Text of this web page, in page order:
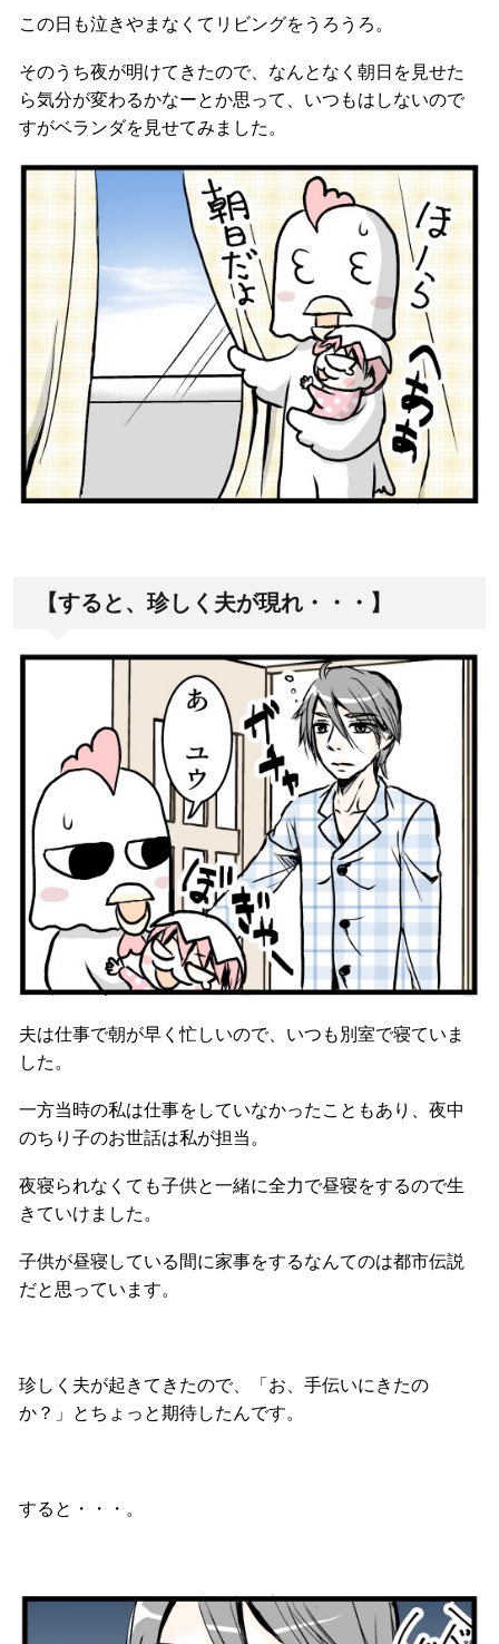
この日も泣きやまなくてリビングをうろうろ。
そのうち夜が明けてきたので、なんとなく朝日を見せた
ら気分が変わるかなーとか思って、いつもはしないので
すがベランダを見せてみました。
【すると、珍しく夫が現れ・・・】
夫は仕事で朝が早く忙しいので、いつも別室で寝ていま
した。
一方当時の私は仕事をしていなかったこともあり、夜中
のちり子のお世話は私が担当。
夜寝られなくても子供と一緒に全力で昼寝をするので生
きていけました。
子供が昼寝している間に家事をするなんてのは都市伝説
だと思っています。
珍しく夫が起きてきたので、「お、手伝いにきたの
か？」とちょっと期待したんです。
すると・・・。